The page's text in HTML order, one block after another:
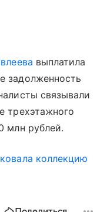
выплатила
задолженность
связывали
трехэтажного
млн рублей.
коллекцию